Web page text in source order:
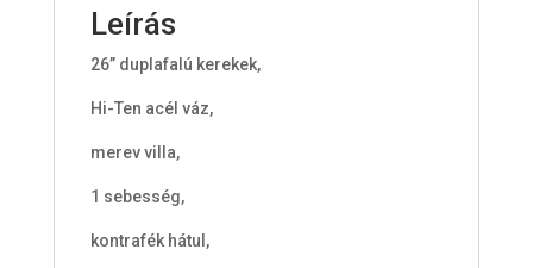
Leírás
26” duplafalú kerekek,
Hi-Ten acél váz,
merev villa,
1 sebesség,
kontrafék hátul,